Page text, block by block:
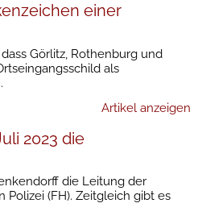
einer
Görlitz, Rothenburg und
als
Artikel anzeigen
2023 die
die Leitung der
Polizei (FH). Zeitgleich gibt es